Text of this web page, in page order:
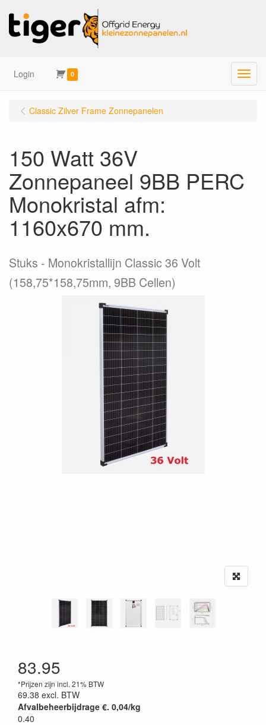
Login 0 Menu
Classic Zilver Frame Zonnepanelen
150 Watt 36V
Zonnepaneel 9BB PERC
Monokristal afm:
1160x670 mm.
Stuks
Monokristallijn Classic 36 Volt
(158,75*158,75mm, 9BB Cellen)
83.95
*Prijzen zijn incl. 21% BTW
69.38 excl. BTW
Afvalbeheerbijdrage €. 0,04/kg
0.40